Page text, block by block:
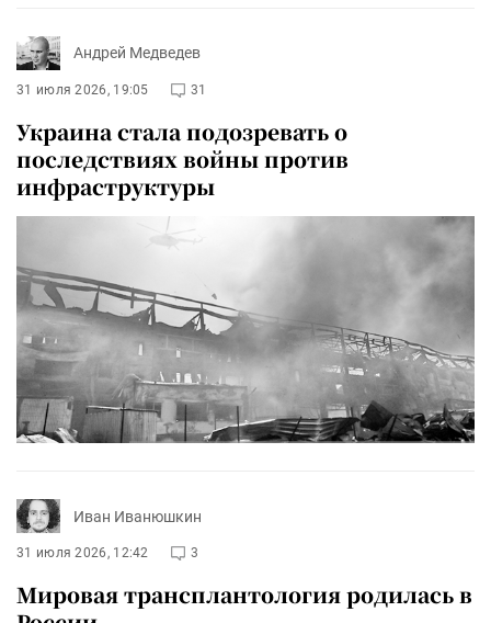
Андрей Медведев
31 июля 2026, 19:05 31
Украина стала подозревать о
последствиях войны против
инфраструктуры
Иван Иванюшкин
31 июля 2026, 12:42 3
Мировая трансплантология родилась в